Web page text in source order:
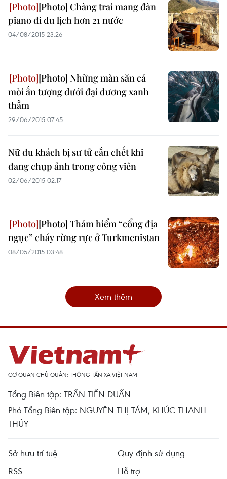
[Photo] Chàng trai mang đàn
piano đi du lịch hơn 21 nước
04/08/2015 23:26
[Photo] Những màn săn cá
mòi ấn tượng dưới đại dương xanh
thẳm
29/06/2015 07:45
Nữ du khách bị sư tử cắn chết khi
đang chụp ảnh trong công viên
02/06/2015 02:17
[Photo] Thám hiểm “cổng địa
ngục” cháy rừng rực ở Turkmenistan
08/05/2015 03:48
Xem thêm
CƠ QUAN CHỦ QUẢN: THÔNG TẤN XÃ VIỆT NAM
Tổng Biên tập: TRẦN TIẾN DUẨN
Phó Tổng Biên tập: NGUYỄN THỊ TÁM, KHÚC THANH
THỦY
Sở hữu trí tuệ
Quy định sử dụng
RSS
Hỗ trợ